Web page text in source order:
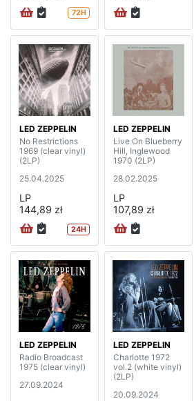
72H
LED ZEPPELIN
No Restrictions
1969 (clear vinyl)
(2LP)
25.04.2025
LP
144,89 zł
24H
LED ZEPPELIN
Live On Blueberry
Hill, Inglewood
1970 (2LP)
28.02.2025
LP
107,89 zł
LED ZEPPELIN
Radio Broadcast
1975 (clear vinyl)
27.09.2024
LED ZEPPELIN
Charlotte 1972
vol.2 (white vinyl)
(2LP)
20.09.2024